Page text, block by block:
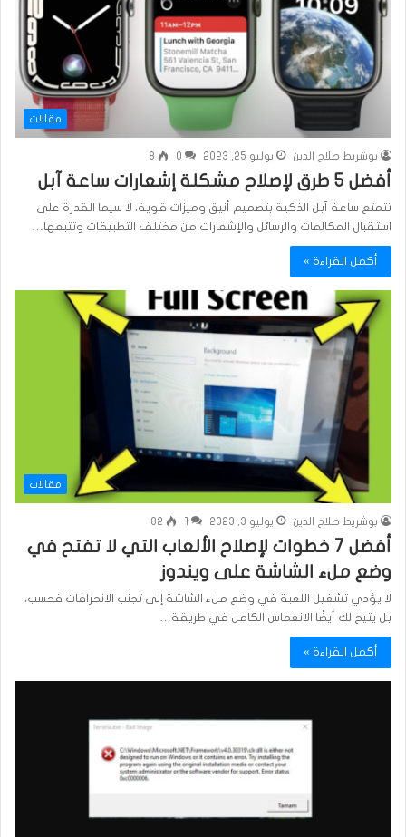
مقالات
بوشريط صلاح الدين يوليو 25, 2023 0
8
أفضل 5 طرق لإصلاح مشكلة إشعارات ساعة آبل
تتمتع ساعة آبل الذكية بتصميم أنيق وميزات قوية، لا سيما القدرة على
استقبال المكالمات والرسائل والإشعارات من مختلف التطبيقات وتتبعها…
أكمل القراءة »
مقالات
بوشريط صلاح الدين يوليو 3, 2023 1
82
أفضل 7 خطوات لإصلاح الألعاب التي لا تفتح في
وضع ملء الشاشة على ويندوز
لا يؤدي تشغيل اللعبة في وضع ملء الشاشة إلى تجنب الانحرافات فحسب،
بل يتيح لك أيضًا الانغماس الكامل في طريقة…
أكمل القراءة »